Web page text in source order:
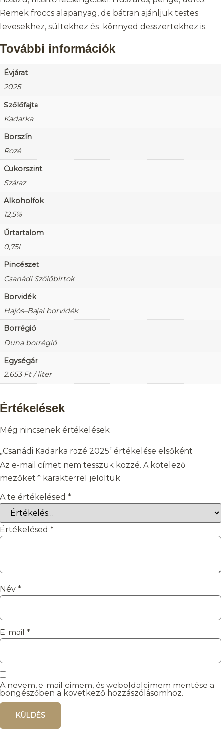
Remek fröccs alapanyag, de bátran ajánljuk testes
levesekhez, sültekhez és könnyed desszertekhez is.
További információk
Évjárat
2025
Szőlőfajta
Kadarka
Borszín
Rozé
Cukorszint
Száraz
Alkoholfok
12,5%
Űrtartalom
0,75l
Pincészet
Csanádi Szőlőbirtok
Borvidék
Hajós–Bajai borvidék
Borrégió
Duna borrégió
Egységár
2.653Ft/ liter
Értékelések
Még nincsenek értékelések.
„Csanádi Kadarka rozé 2025” értékelése elsőként
Az e-mail címet nem tesszük közzé. A kötelező
mezőket * karakterrel jelöltük
A te értékelésed *
Értékelésed *
Név *
E-mail *
A nevem, e-mail címem, és weboldalcímem mentése a
böngészőben a következő hozzászólásomhoz.